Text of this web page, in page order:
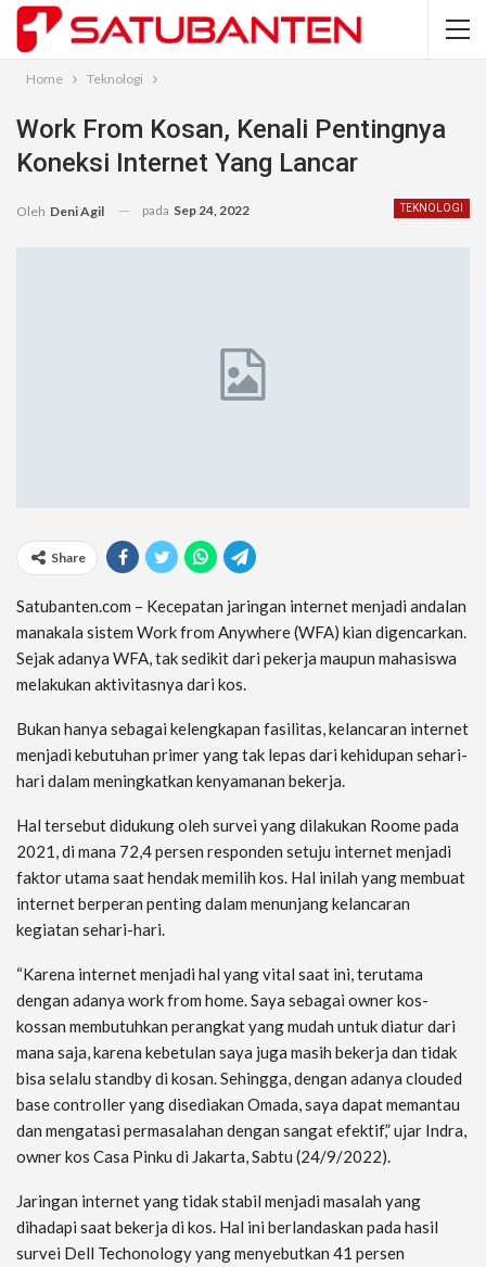
Home Teknologi
Work From Kosan, Kenali Pentingnya
Koneksi Internet Yang Lancar
TEKNOLOGI
Oleh Deni Agil pada Sep 24, 2022
Share
Satubanten.com – Kecepatan jaringan internet menjadi andalan
manakala sistem Work from Anywhere (WFA) kian digencarkan.
Sejak adanya WFA, tak sedikit dari pekerja maupun mahasiswa
melakukan aktivitasnya dari kos.
Bukan hanya sebagai kelengkapan fasilitas, kelancaran internet
menjadi kebutuhan primer yang tak lepas dari kehidupan sehari-
hari dalam meningkatkan kenyamanan bekerja.
Hal tersebut didukung oleh survei yang dilakukan Roome pada
2021, di mana 72,4 persen responden setuju internet menjadi
faktor utama saat hendak memilih kos. Hal inilah yang membuat
internet berperan penting dalam menunjang kelancaran
kegiatan sehari-hari.
“Karena internet menjadi hal yang vital saat ini, terutama
dengan adanya work from home. Saya sebagai owner kos-
kossan membutuhkan perangkat yang mudah untuk diatur dari
mana saja, karena kebetulan saya juga masih bekerja dan tidak
bisa selalu standby di kosan. Sehingga, dengan adanya clouded
base controller yang disediakan Omada, saya dapat memantau
dan mengatasi permasalahan dengan sangat efektif,” ujar Indra,
owner kos Casa Pinku di Jakarta, Sabtu (24/9/2022).
Jaringan internet yang tidak stabil menjadi masalah yang
dihadapi saat bekerja di kos. Hal ini berlandaskan pada hasil
survei Dell Techonology yang menyebutkan 41 persen